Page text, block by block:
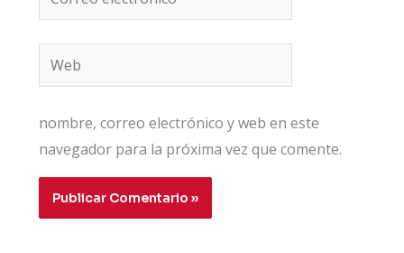
electrónico*
Web
nombre, correo electrónico y web en este
navegador para la próxima vez que comente.